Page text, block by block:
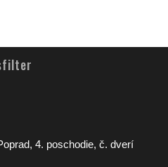
4. poschodie, č. dverí